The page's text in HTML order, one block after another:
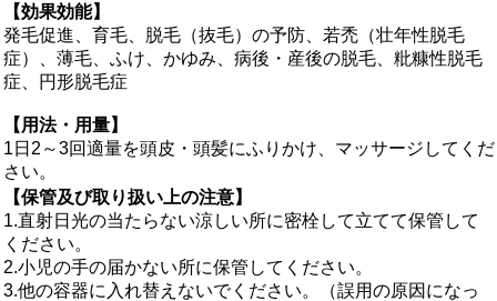
【効果効能】
発毛促進、育毛、脱毛（抜毛）の予防、若禿（壮年性脱毛
症）、薄毛、ふけ、かゆみ、病後・産後の脱毛、粃糠性脱毛
症、円形脱毛症
【用法・用量】
1日2～3回適量を頭皮・頭髪にふりかけ、マッサージしてくだ
さい。
【保管及び取り扱い上の注意】
1.直射日光の当たらない涼しい所に密栓して立てて保管して
ください。
2.小児の手の届かない所に保管してください。
3.他の容器に入れ替えないでください。（誤用の原因になっ